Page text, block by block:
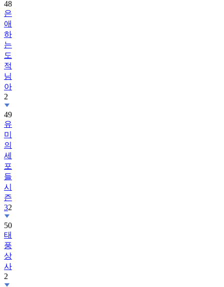
애
하
는
도
적
님
아
2
49
유
미
의
세
포
들
시
즌
32
50
태
풍
상
사
2